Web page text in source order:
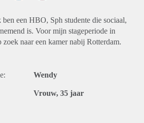
een HBO, Sph studente die sociaal,
is. Voor mijn stageperiode in
naar een kamer nabij Rotterdam.
Wendy
Vrouw, 35 jaar